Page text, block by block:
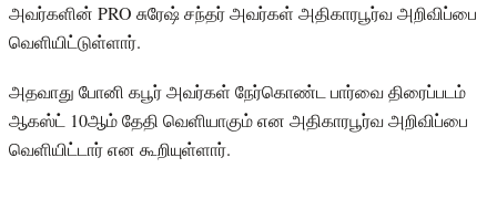
அவர்களின் PRO சுரேஷ் சந்தர் அவர்கள் அதிகாரபூர்வ அறிவிப்பை
வெளியிட்டுள்ளார்.
அதவாது போனி கபூர் அவர்கள் நேர்கொண்ட பார்வை திரைப்படம்
ஆகஸ்ட் 10ஆம் தேதி வெளியாகும் என அதிகாரபூர்வ அறிவிப்பை
வெளியிட்டார் என கூறியுள்ளார்.